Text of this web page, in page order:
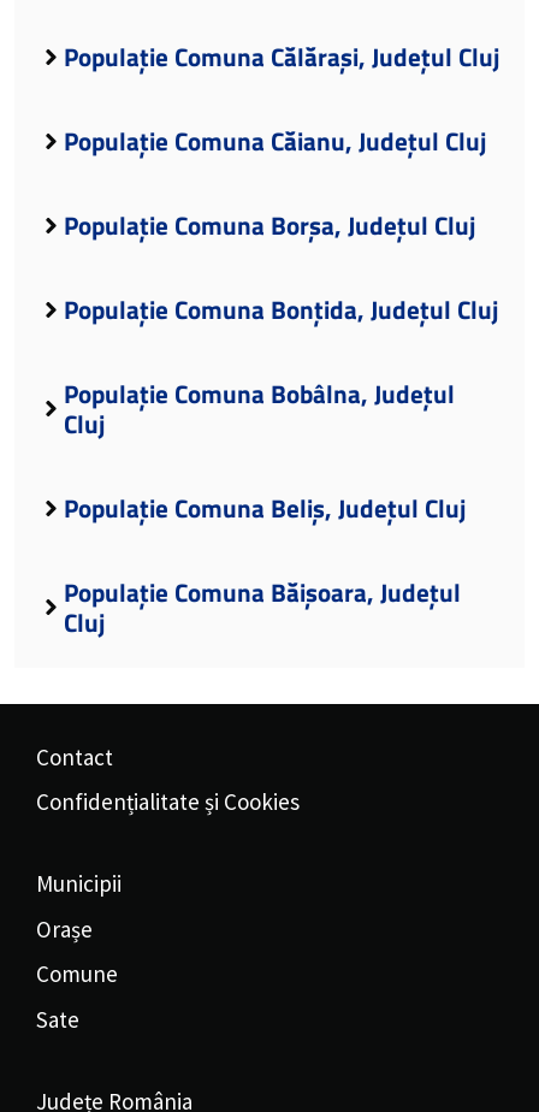
Populație Comuna Călărași, Județul Cluj
Populație Comuna Căianu, Județul Cluj
Populație Comuna Borșa, Județul Cluj
Populație Comuna Bonțida, Județul Cluj
Populație Comuna Bobâlna, Județul
Cluj
Populație Comuna Beliș, Județul Cluj
Populație Comuna Băișoara, Județul
Cluj
Contact
Confidențialitate și Cookies
Municipii
Orașe
Comune
Sate
Județe România